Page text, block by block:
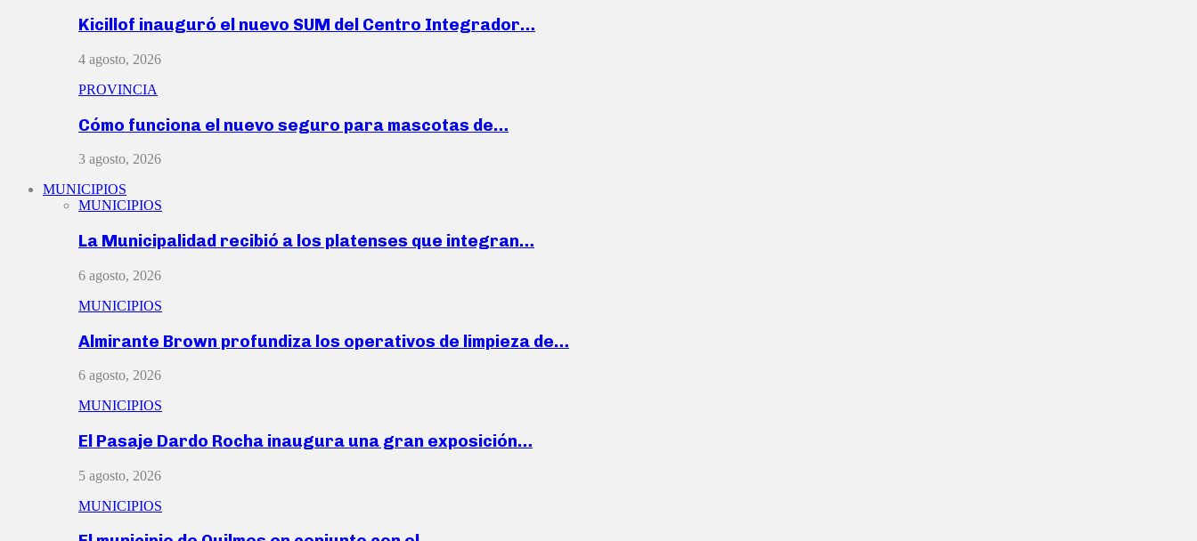
Kicillof inauguró el nuevo SUM del Centro Integrador…
4 agosto, 2026
PROVINCIA
Cómo funciona el nuevo seguro para mascotas de…
3 agosto, 2026
MUNICIPIOS
MUNICIPIOS
La Municipalidad recibió a los platenses que integran…
6 agosto, 2026
MUNICIPIOS
Almirante Brown profundiza los operativos de limpieza de…
6 agosto, 2026
MUNICIPIOS
El Pasaje Dardo Rocha inaugura una gran exposición…
5 agosto, 2026
MUNICIPIOS